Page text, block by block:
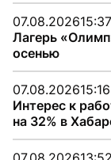
07.08.202615:37
Лагерь
осенью
07.08.202615:16
Интерес к
на 32% в